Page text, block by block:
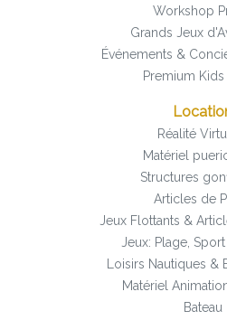
Workshop
Grands Jeux
Événements &
Premium
Réalité
Matériel
Structures
Articles de
Jeux Flottants &
Jeux: Plage,
Loisirs Nautiques &
Matériel
Bateau